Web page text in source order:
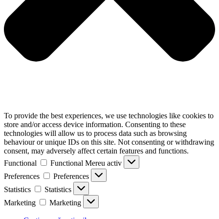
To provide the best experiences, we use technologies like cookies to
store and/or access device information. Consenting to these
technologies will allow us to process data such as browsing
behaviour or unique IDs on this site. Not consenting or withdrawing
consent, may adversely affect certain features and functions.
Functional
Functional Mereu activ
Preferences
Preferences
Statistics
Statistics
Marketing
Marketing